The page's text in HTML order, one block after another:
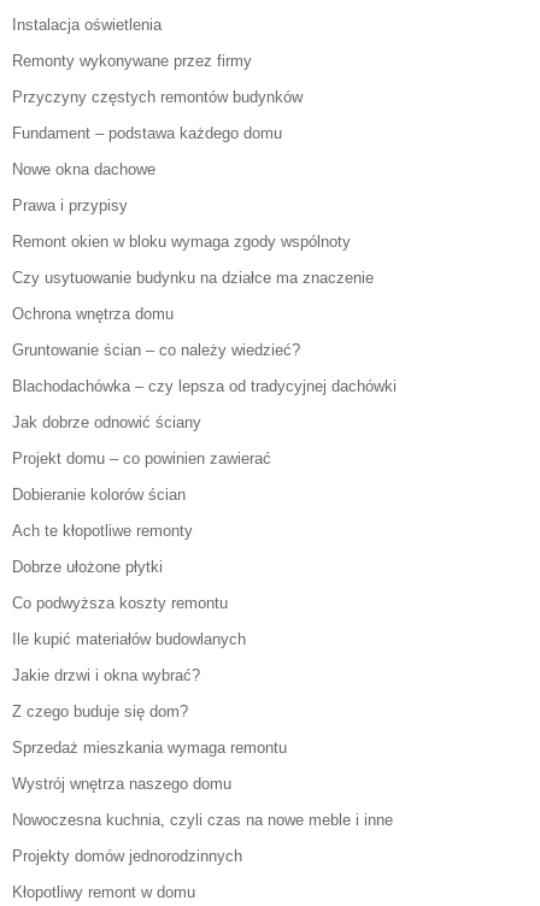
Instalacja oświetlenia
Remonty wykonywane przez firmy
Przyczyny częstych remontów budynków
Fundament – podstawa każdego domu
Nowe okna dachowe
Prawa i przypisy
Remont okien w bloku wymaga zgody wspólnoty
Czy usytuowanie budynku na działce ma znaczenie
Ochrona wnętrza domu
Gruntowanie ścian – co należy wiedzieć?
Blachodachówka – czy lepsza od tradycyjnej dachówki
Jak dobrze odnowić ściany
Projekt domu – co powinien zawierać
Dobieranie kolorów ścian
Ach te kłopotliwe remonty
Dobrze ułożone płytki
Co podwyższa koszty remontu
Ile kupić materiałów budowlanych
Jakie drzwi i okna wybrać?
Z czego buduje się dom?
Sprzedaż mieszkania wymaga remontu
Wystrój wnętrza naszego domu
Nowoczesna kuchnia, czyli czas na nowe meble i inne
Projekty domów jednorodzinnych
Kłopotliwy remont w domu